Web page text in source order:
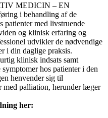
MEDICIN – EN
i behandling af de
patienter med livstruende
og klinisk erfaring og
udvikler de nødvendige
i din daglige praksis.
klinisk indsats samt
hos patienter i den
henvender sig til
med palliation, herunder læger
her: